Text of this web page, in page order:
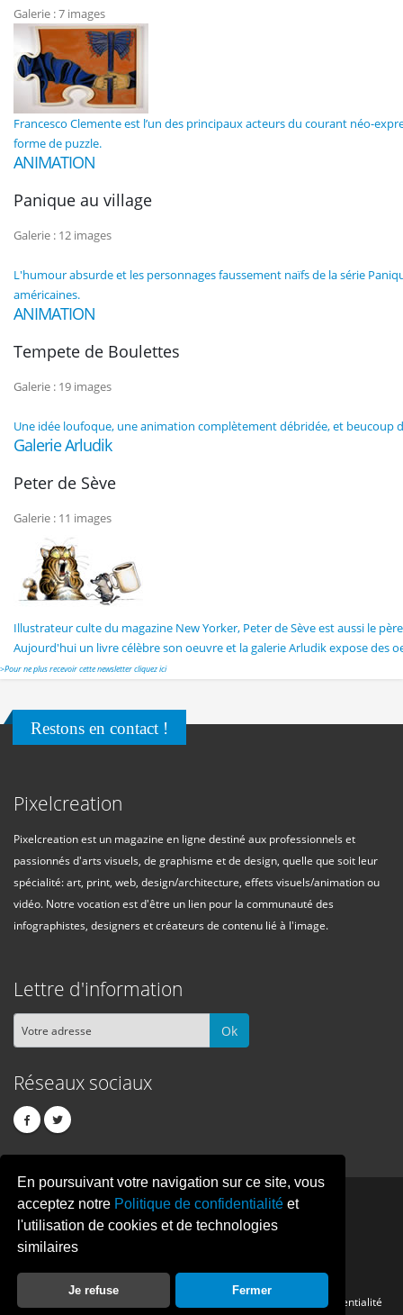
En poursuivant votre navigation sur ce site, vous
acceptez notre Politique de confidentialité et
l'utilisation de cookies et de technologies
similaires
Je refuse Fermer
Galerie : 7 images
Francesco Clemente est l’un des principaux acteurs du courant néo-
forme de puzzle.
ANIMATION
Panique au village
Galerie : 12 images
L'humour absurde et les personnages faussement naïfs de la série
américaines.
ANIMATION
Tempete de Boulettes
Galerie : 19 images
Une idée loufoque, une animation complètement débridée, et beucoup
Galerie Arludik
Peter de Sève
Galerie : 11 images
Illustrateur culte du magazine New Yorker, Peter de Sève est aussi le
Aujourd'hui un livre célèbre son oeuvre et la galerie Arludik expose des
>Pour ne plus recevoir cette newsletter cliquez ici
Restons en contact !
Pixelcreation
Pixelcreation est un magazine en ligne destiné aux professionnels et
passionnés d'arts visuels, de graphisme et de design, quelle que soit leur
spécialité: art, print, web, design/architecture, effets visuels/animation ou
vidéo. Notre vocation est d'être un lien pour la communauté des
infographistes, designers et créateurs de contenu lié à l'image.
Lettre d'information
Ok
Réseaux sociaux
PIXELCREATION
Publicité Politique de confidentialité